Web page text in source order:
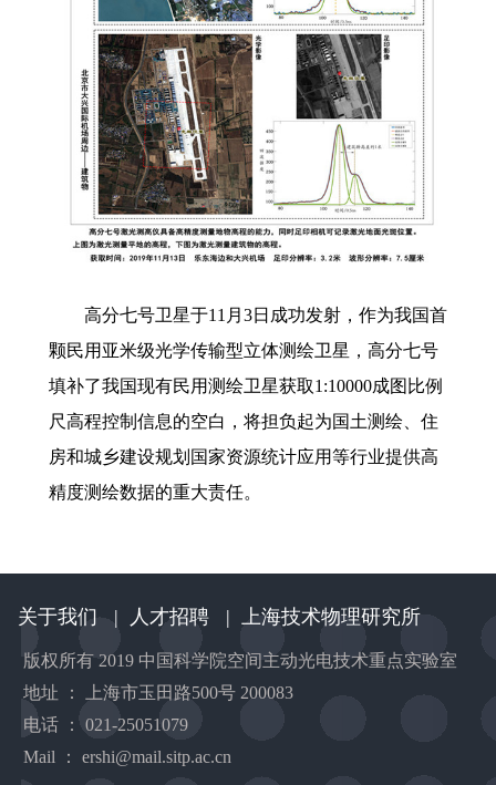
高分七号卫星于11月3日成功发射，作为我国首
颗民用亚米级光学传输型立体测绘卫星，高分七号
填补了我国现有民用测绘卫星获取1:10000成图比例
尺高程控制信息的空白，将担负起为国土测绘、住
房和城乡建设规划国家资源统计应用等行业提供高
精度测绘数据的重大责任。
关于我们 | 人才招聘 | 上海技术物理研究所
版权所有 2019 中国科学院空间主动光电技术重点实验室
地址 ： 上海市玉田路500号 200083
电话 ： 021-25051079
Mail ： ershi@mail.sitp.ac.cn